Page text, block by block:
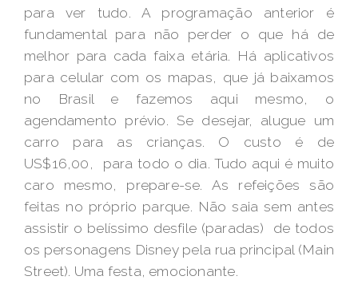
para ver tudo. A programação anterior é
fundamental para não perder o que há de
melhor para cada faixa etária. Há aplicativos
para celular com os mapas, que já baixamos
no Brasil e fazemos aqui mesmo, o
agendamento prévio. Se desejar, alugue um
carro para as crianças. O custo é de
US$16,00, para todo o dia. Tudo aqui é muito
caro mesmo, prepare-se. As refeições são
feitas no próprio parque. Não saia sem antes
assistir o belíssimo desfile (paradas) de todos
os personagens Disney pela rua principal (Main
Street). Uma festa, emocionante.